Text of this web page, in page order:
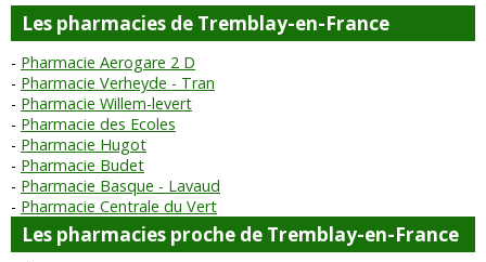
Les pharmacies de Tremblay-en-France
Pharmacie Aerogare 2 D
Pharmacie Verheyde - Tran
Pharmacie Willem-levert
Pharmacie des Ecoles
Pharmacie Hugot
Pharmacie Budet
Pharmacie Basque - Lavaud
Pharmacie Centrale du Vert
Les pharmacies proche de Tremblay-en-France